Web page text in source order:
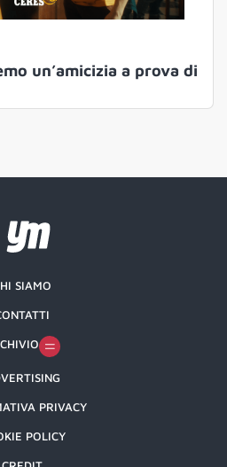
un’amicizia a prova di
SIAMO
PRIVACY
POLICY